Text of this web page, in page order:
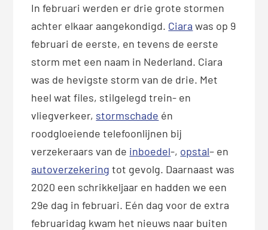
In februari werden er drie grote stormen
achter elkaar aangekondigd. Ciara was op 9
februari de eerste, en tevens de eerste
storm met een naam in Nederland. Ciara
was de hevigste storm van de drie. Met
heel wat files, stilgelegd trein- en
vliegverkeer, stormschade én
roodgloeiende telefoonlijnen bij
verzekeraars van de inboedel-, opstal– en
autoverzekering tot gevolg. Daarnaast was
2020 een schrikkeljaar en hadden we een
29e dag in februari. Eén dag voor de extra
februaridag kwam het nieuws naar buiten